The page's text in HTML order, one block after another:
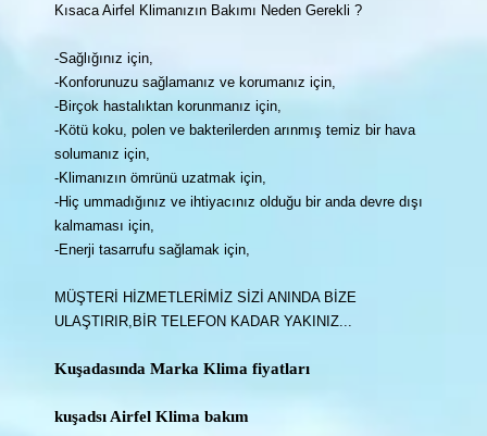
Kısaca Airfel Klimanızın Bakımı Neden Gerekli ?
-Sağlığınız için,
-Konforunuzu sağlamanız ve korumanız için,
-Birçok hastalıktan korunmanız için,
-Kötü koku, polen ve bakterilerden arınmış temiz bir hava
solumanız için,
-Klimanızın ömrünü uzatmak için,
-Hiç ummadığınız ve ihtiyacınız olduğu bir anda devre dışı
kalmaması için,
-Enerji tasarrufu sağlamak için,
MÜŞTERİ HİZMETLERİMİZ SİZİ ANINDA BİZE
ULAŞTIRIR,BİR TELEFON KADAR YAKINIZ...
Kuşadasında Marka Klima fiyatları
kuşadsı Airfel Klima bakım